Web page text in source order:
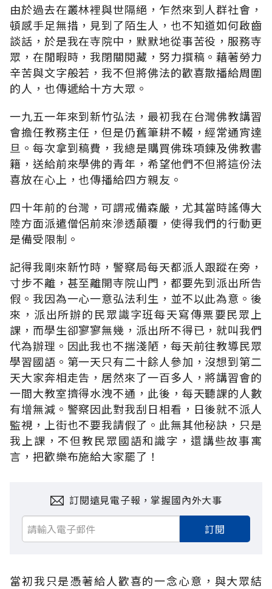
由於過去在叢林裡與世隔絕，乍然來到人群社會，
頓感手足無措，見到了陌生人，也不知道如何啟齒
談話，於是我在寺院中，默默地從事苦役，服務寺
眾，在閒暇時，我閉關閱藏，努力撰稿。藉著勞力
辛苦與文字般若，我不但將佛法的歡喜散播給周圍
的人，也傳遞給十方大眾。
一九五一年來到新竹弘法，最初我在台灣佛教講習
會擔任教務主任，但是仍舊筆耕不輟，經常通宵達
旦。每次拿到稿費，我總是購買佛珠項鍊及佛教書
籍，送給前來學佛的青年，希望他們不但將這份法
喜放在心上，也傳播給四方親友。
四十年前的台灣，可謂戒備森嚴，尤其當時謠傳大
陸方面派遣僧侶前來滲透顛覆，使得我們的行動更
是備受限制。
記得我剛來新竹時，警察局每天都派人跟蹤在旁，
寸步不離，甚至離開寺院山門，都要先到派出所告
假。我因為一心一意弘法利生，並不以此為意。後
來，派出所辦的民眾識字班每天寫傳票要民眾上
課，而學生卻寥寥無幾，派出所不得已，就叫我們
代為辦理。因此我也不揣淺陋，每天前往教導民眾
學習國語。第一天只有二十餘人參加，沒想到第二
天大家奔相走告，居然來了一百多人，將講習會的
一間大教室擠得水洩不通，此後，每天聽課的人數
有增無減。警察因此對我刮日相看，日後就不派人
監視，上街也不要我請假了。此無其他秘訣，只是
我上課，不但教民眾國語和識字，還講些故事寓
言，把歡樂布施給大家罷了！
訂閱遠見電子報，掌握國內外大事
訂閱
當初我只是憑著給人歡喜的一念心意，與大眾結